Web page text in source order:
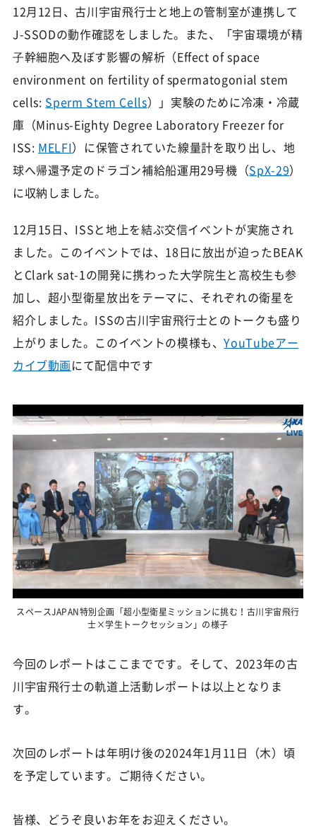
12月12日、古川宇宙飛行士と地上の管制室が連携して
J-SSODの動作確認をしました。また、「宇宙環境が精
⼦幹細胞へ及ぼす影響の解析（Effect of space
environment on fertility of spermatogonial stem
cells: Sperm Stem Cells）」実験のために冷凍・冷蔵
庫（Minus-Eighty Degree Laboratory Freezer for
ISS: MELFI）に保管されていた線量計を取り出し、地
球へ帰還予定のドラゴン補給船運用29号機（SpX-29）
に収納しました。
12月15日、ISSと地上を結ぶ交信イベントが実施され
ました。このイベントでは、18日に放出が迫ったBEAK
とClark sat-1の開発に携わった大学院生と高校生も参
加し、超小型衛星放出をテーマに、それぞれの衛星を
紹介しました。ISSの古川宇宙飛行士とのトークも盛り
上がりました。このイベントの模様も、YouTubeアー
カイブ動画にて配信中です
スペースJAPAN特別企画「超小型衛星ミッションに挑む！古川宇宙飛行
士×学生トークセッション」の様子
今回のレポートはここまでです。そして、2023年の古
川宇宙飛行士の軌道上活動レポートは以上となりま
す。
次回のレポートは年明け後の2024年1月11日（木）頃
を予定しています。ご期待ください。
皆様、どうぞ良いお年をお迎えください。